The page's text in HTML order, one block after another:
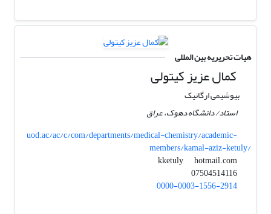
هیات تحریریه بین المللی
کمال عزیز کیتولی
بیوشیمی ارگانیک
استاد/ دانشگاه دهوک، عراق
uod.ac/ac/c/com/departments/medical-chemistry/academic-
members/kamal-aziz-ketuly/
kketuly
hotmail.com
07504514116
0000-0003-1556-2914